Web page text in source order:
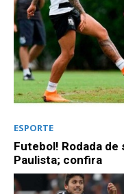
ESPORTE
Futebol! Rodada
Paulista; confira